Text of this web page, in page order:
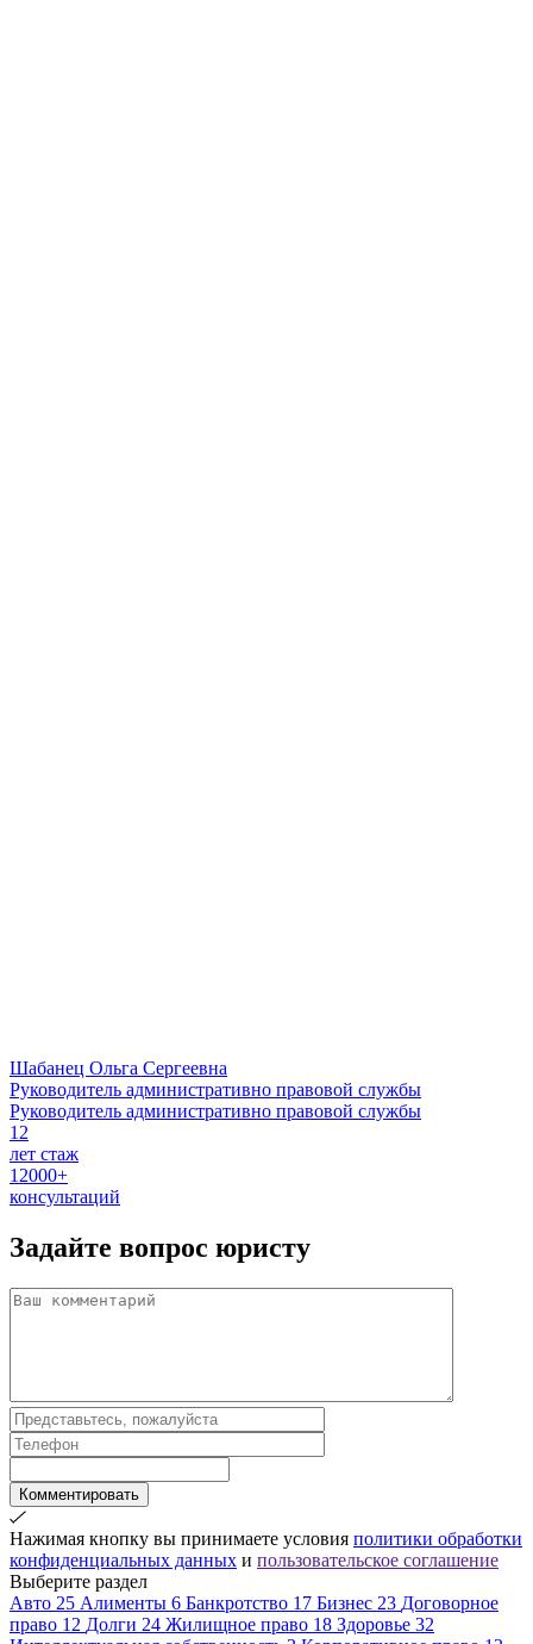
Шабанец Ольга Сергеевна
Руководитель административно правовой службы
Руководитель административно правовой службы
12
лет стаж
12000+
консультаций
Задайте вопрос юристу
Комментировать
Нажимая кнопку вы принимаете условия политики обработки
конфиденциальных данных и пользовательское соглашение
Выберите раздел
Авто 25 Алименты 6 Банкротство 17 Бизнес 23 Договорное
право 12 Долги 24 Жилищное право 18 Здоровье 32